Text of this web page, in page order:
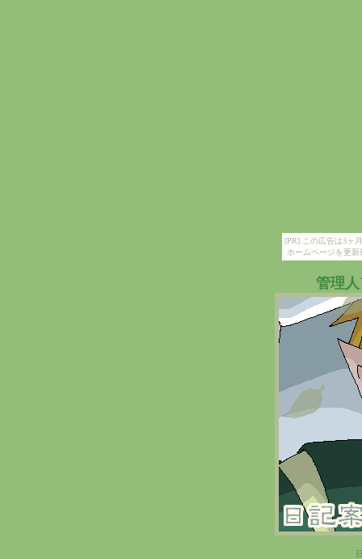
[PR] この広告は3ヶ
ホームページを更
管理